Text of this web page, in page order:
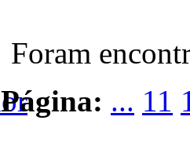
Foram
Página: ... 11